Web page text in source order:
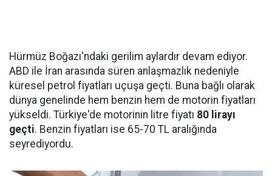
Hürmüz Boğazı'ndaki gerilim aylardır devam ediyor.
ABD ile İran arasında süren anlaşmazlık nedeniyle
küresel petrol fiyatları uçuşa geçti. Buna bağlı olarak
dünya genelinde hem benzin hem de motorin fiyatları
yükseldi. Türkiye'de motorinin litre fiyatı 80 lirayı
geçti. Benzin fiyatları ise 65-70 TL aralığında
seyrediyordu.